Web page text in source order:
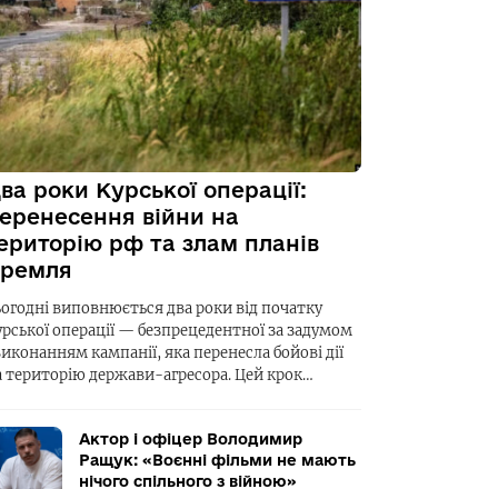
роки Курської операції:
війни на
рф та злам планів
виповнюється два роки від початку
операції — безпрецедентної за задумом
кампанії, яка перенесла бойові дії
територію держави-агресора. Цей крок…
Актор і офіцер Володимир
Ращук: «Воєнні фільми не мають
нічого спільного з війною»